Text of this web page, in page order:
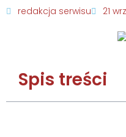
redakcja serwisu 21
Spis treści